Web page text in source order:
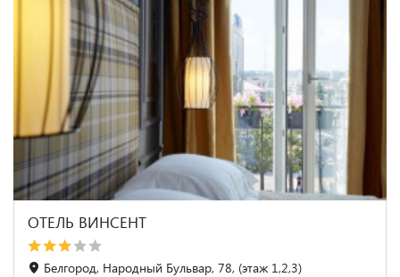
ОТЕЛЬ ВИНСЕНТ
Белгород, Народный Бульвар, 78, (этаж 1,2,3)